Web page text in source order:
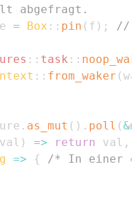
abgefragt.
= Box :: pin ( f ) ; //
:: task ::
:: from_waker (
. as_mut ( ) . poll (&
val ) => return val ,
=> {
/* In einer